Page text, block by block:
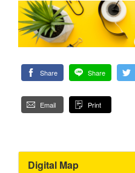
Share Share
Email Print
Digital Map